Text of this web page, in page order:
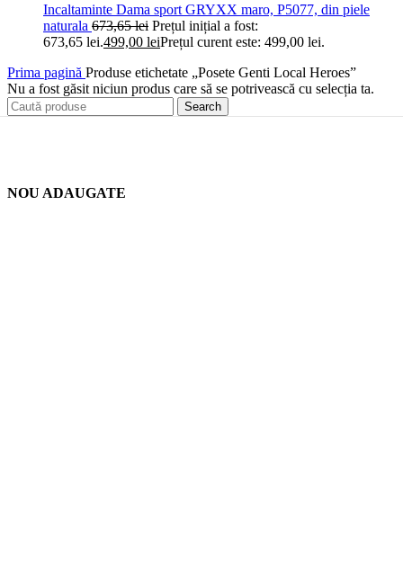
Incaltaminte Dama sport GRYXX maro, P5077, din piele
naturala 673,65lei Prețul inițial a fost:
673,65 lei.499,00 leiPrețul curent este: 499,00 lei.
Prima pagină Produse etichetate „Posete Genti Local Heroes”
Nu a fost găsit niciun produs care să se potrivească cu selecția ta.
Search
NOU ADAUGATE